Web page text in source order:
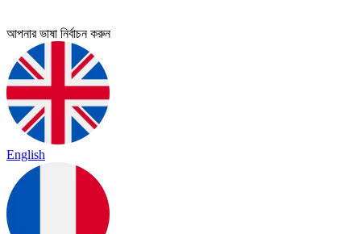
আপনার ভাষা নির্বাচন করুন
English